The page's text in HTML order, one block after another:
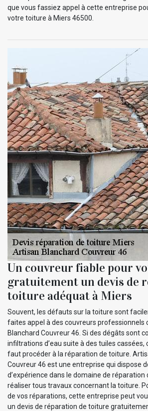
que vous fassiez appel à cette entreprise
votre toiture à Miers 46500.
Un couvreur fiable pour
gratuitement un devis de
toiture adéquat à Miers
Souvent, les défauts sur la toiture sont
faites appel à des couvreurs professionnels
Blanchard Couvreur 46. Si des dégâts sont
infiltrations d’eau suite à des tuiles cassées,
faut procéder à la réparation de toiture.
Couvreur 46 est une entreprise qui dispose
d’expérience dans le domaine de
réaliser tous travaux concernant la toiture.
de vos réparations, cette entreprise peut
un devis de réparation de toiture